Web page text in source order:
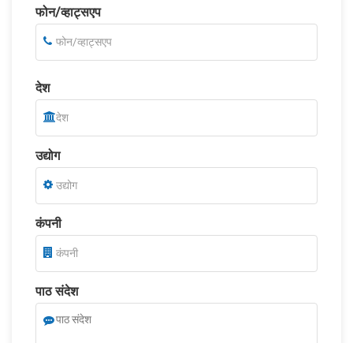
फोन/व्हाट्सएप
देश
उद्योग
कंपनी
पाठ संदेश